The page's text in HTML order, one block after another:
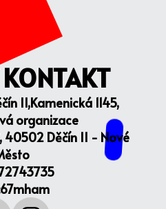
KONTAKT
II,Kamenická 1145,
organizace
40502 Děčín II - Nové